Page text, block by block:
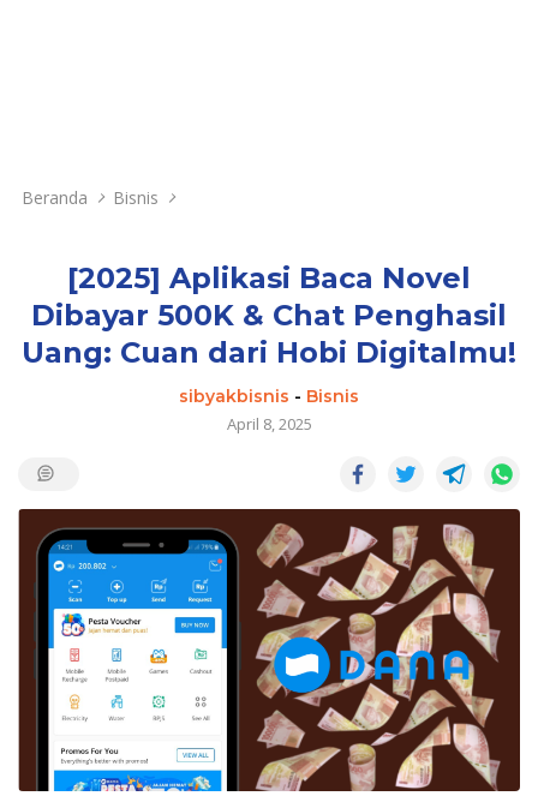
Beranda Bisnis
[2025] Aplikasi Baca Novel
Dibayar 500K & Chat Penghasil
Uang: Cuan dari Hobi Digitalmu!
sibyakbisnis - Bisnis
April 8, 2025